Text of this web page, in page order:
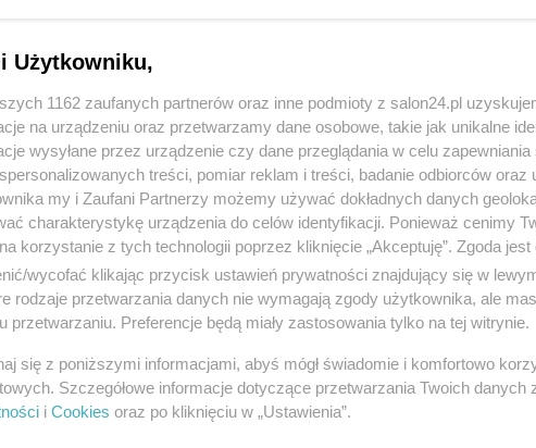
Reklama
się nowe, ponadmaterialne potrzeby. Wzrośnie popyt na nowe dobra i
społeczności. Ponadto osoby z wyrobioną uwagą, umiejące
Nie staną się narkomanami czy przestępcami. Ustawiczne
będą się czuli dowartościowani we własnych oczach, będą potrzebni.
Użytkowniku,
1162 zaufanych partnerów oraz inne podmioty z salon24.pl
na urządzeniu oraz przetwarzamy dane osobowe, takie jak unikalne
wysyłane przez urządzenie czy dane przeglądania w celu
treści, pomiar reklam i treści, badanie odbiorców oraz
my i Zaufani Partnerzy możemy używać dokładnych danych
charakterystykę urządzenia do celów identyfikacji. Ponieważ cenimy
korzystanie z tych technologii poprzez kliknięcie „Akceptuję”. Zgoda
wycofać klikając przycisk ustawień prywatności znajdujący się w
rodzaje przetwarzania danych nie wymagają zgody użytkownika, ale
przetwarzaniu. Preferencje będą miały zastosowania tylko na tej witrynie.
się z poniższymi informacjami, abyś mógł świadomie i komfortowo
Szczegółowe informacje dotyczące przetwarzania Twoich danych
i Cookies oraz po kliknięciu w „Ustawienia”.